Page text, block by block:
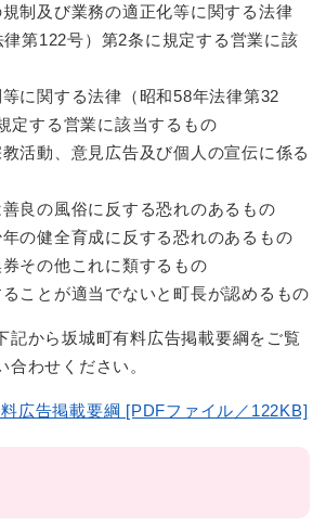
制及び業務の適正化等に関する法律
律第122号）第2条に規定する営業に該
に関する法律（昭和58年法律第32
定する営業に該当するもの
活動、意見広告及び個人の宣伝に係る
良の風俗に反する恐れのあるもの
の健全育成に反する恐れのあるもの
その他これに類するもの
ことが適当でないと町長が認めるもの
記から坂城町有料広告掲載要綱をご覧
合わせください。
広告掲載要綱 [PDFファイル／122KB]